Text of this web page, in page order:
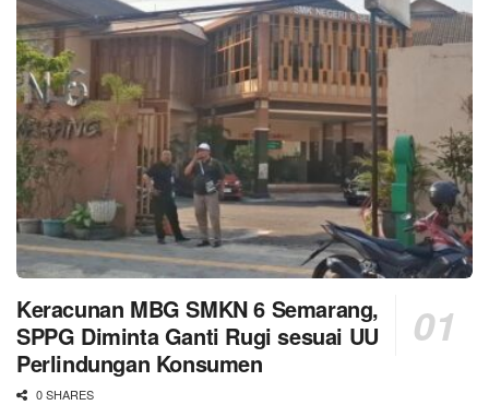
Keracunan MBG SMKN 6 Semarang,
SPPG Diminta Ganti Rugi sesuai UU
Perlindungan Konsumen
0 SHARES